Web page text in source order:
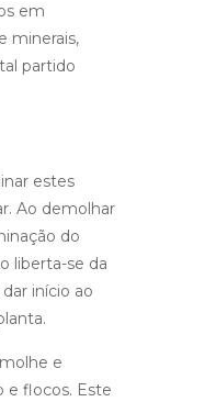
em
minerais,
partido
estes
Ao demolhar
do
liberta-se da
início ao
e
e flocos. Este